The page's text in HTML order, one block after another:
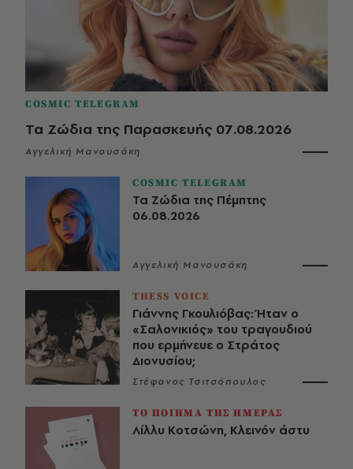
COSMIC TELEGRAM
Τα Ζώδια της Παρασκευής 07.08.2026
Αγγελική Μανουσάκη
COSMIC TELEGRAM
Τα Ζώδια της Πέμπτης
06.08.2026
Αγγελική Μανουσάκη
THESS VOICE
Γιάννης Γκουλιόβας: Ήταν ο
«Σαλονικιός» του τραγουδιού
που ερμήνευε ο Στράτος
Διονυσίου;
Στέφανος Τσιτσόπουλος
ΤΟ ΠΟΙΗΜΑ ΤΗΣ ΗΜΕΡΑΣ
Λίλλυ Κοτσώνη, Κλεινόν άστυ